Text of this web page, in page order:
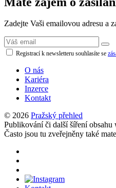
Zadejte Vaši emailovou adresu a
Registrací k newsletteru souhlasíte se
O nás
Kariéra
Inzerce
Kontakt
© 2026 Pražský přehled
Publikování či další šíření obsahu
Často jsou tu zveřejněny také